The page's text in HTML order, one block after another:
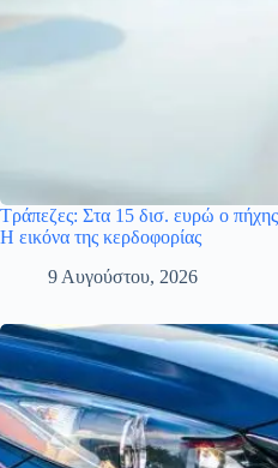
Τράπεζες: Στα 15 δισ. ευρώ ο
Η εικόνα της κερδοφορίας
9 Αυγούστου, 2026